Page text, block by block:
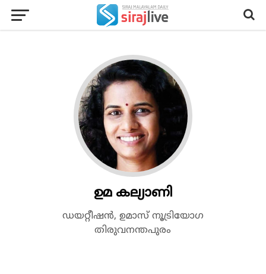
ഉമ കല്യാണി
ഡയറ്റീഷൻ, ഉമാസ് നൂട്രിയോഗ
തിരുവനന്തപുരം